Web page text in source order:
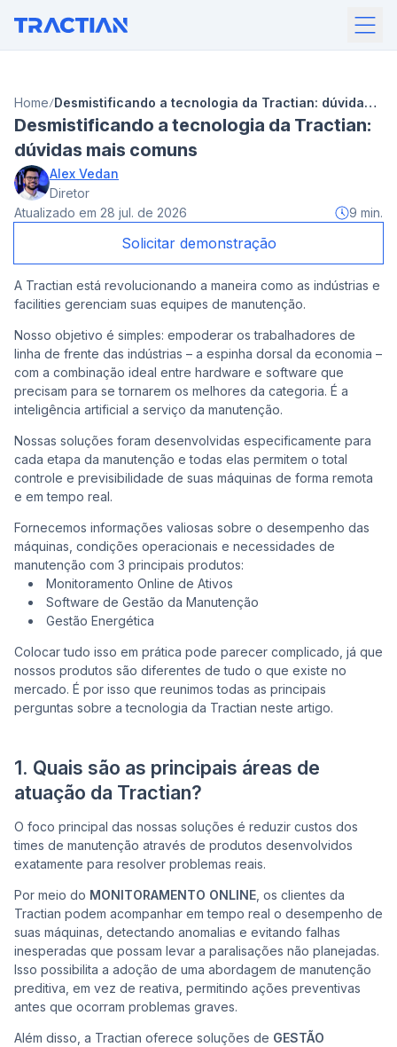
Home Desmistificando a tecnologia da Tractian: dúvidas
mais comuns
Desmistificando a tecnologia da Tractian:
dúvidas mais comuns
Alex Vedan
Diretor
Atualizado em 28 jul. de 2026 9 min.
Solicitar demonstração
A Tractian está revolucionando a maneira como as indústrias e
facilities gerenciam suas equipes de manutenção.
Nosso objetivo é simples: empoderar os trabalhadores de
linha de frente das indústrias – a espinha dorsal da economia –
com a combinação ideal entre hardware e software que
precisam para se tornarem os melhores da categoria. É a
inteligência artificial a serviço da manutenção.
Nossas soluções foram desenvolvidas especificamente para
cada etapa da manutenção e todas elas permitem o total
controle e previsibilidade de suas máquinas de forma remota
e em tempo real.
Fornecemos informações valiosas sobre o desempenho das
máquinas, condições operacionais e necessidades de
manutenção com 3 principais produtos:
Monitoramento Online de Ativos
Software de Gestão da Manutenção
Gestão Energética
Colocar tudo isso em prática pode parecer complicado, já que
nossos produtos são diferentes de tudo o que existe no
mercado. É por isso que reunimos todas as principais
perguntas sobre a tecnologia da Tractian neste artigo.
1. Quais são as principais áreas de
atuação da Tractian?
O foco principal das nossas soluções é reduzir custos dos
times de manutenção através de produtos desenvolvidos
exatamente para resolver problemas reais.
Por meio do MONITORAMENTO ONLINE , os clientes da
Tractian podem acompanhar em tempo real o desempenho de
suas máquinas, detectando anomalias e evitando falhas
inesperadas que possam levar a paralisações não planejadas.
Isso possibilita a adoção de uma abordagem de manutenção
preditiva, em vez de reativa, permitindo ações preventivas
antes que ocorram problemas graves.
Além disso, a Tractian oferece soluções de GESTÃO